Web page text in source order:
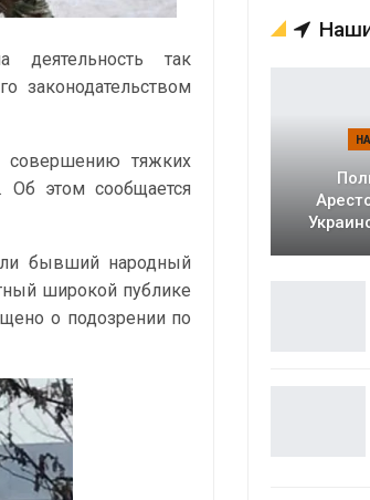
деятельность так
законодательством
совершению тяжких
Об этом сообщается
бывший народный
широкой публике
о подозрении по